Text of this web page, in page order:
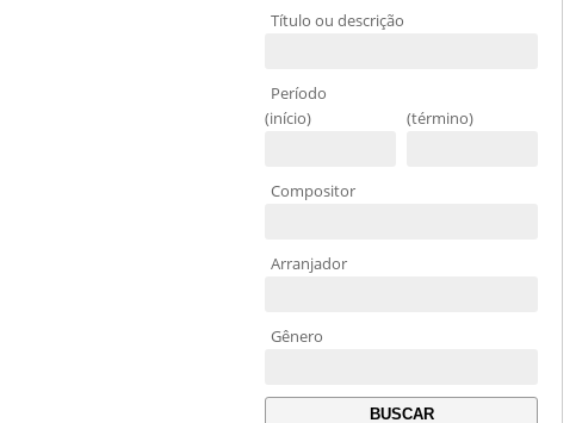
Título ou descrição
Período
(início)
(término)
Compositor
Arranjador
Gênero